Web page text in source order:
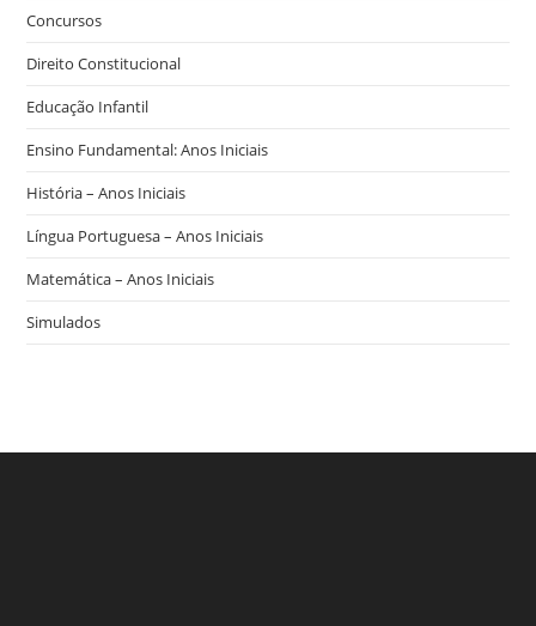
Concursos
Direito Constitucional
Educação Infantil
Ensino Fundamental: Anos Iniciais
História – Anos Iniciais
Língua Portuguesa – Anos Iniciais
Matemática – Anos Iniciais
Simulados